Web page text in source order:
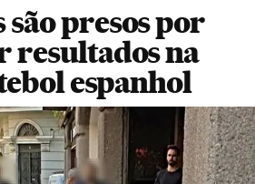
são presos por
resultados na
espanhol